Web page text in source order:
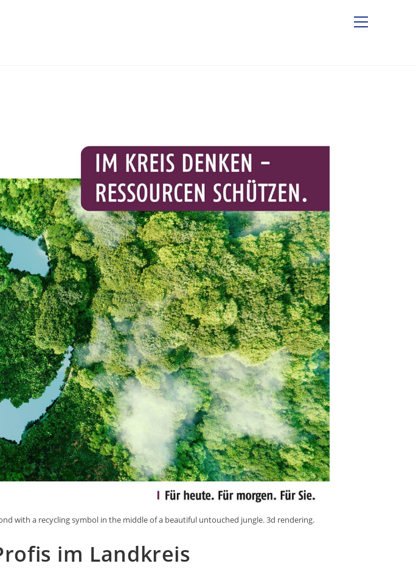
with a recycling symbol in the middle of a beautiful untouched jungle. 3d rendering.
im Landkreis